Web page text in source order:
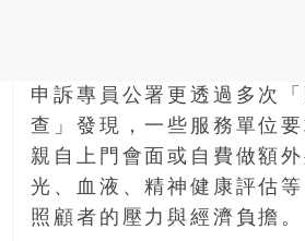
申訴專員公署更透過多次
查」發現，一些服務單位
親自上門會面或自費做額
光、血液、精神健康評估
照顧者的壓力與經濟負擔。